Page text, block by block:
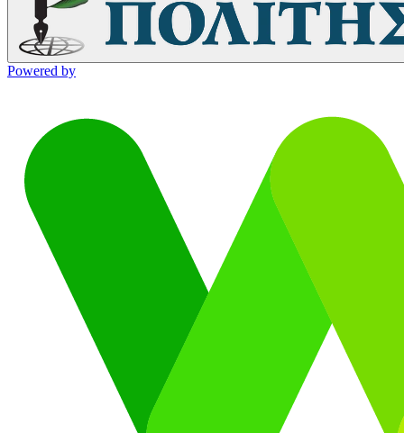
Powered by